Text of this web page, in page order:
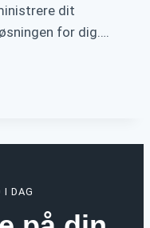
dit
for dig….
I DAG